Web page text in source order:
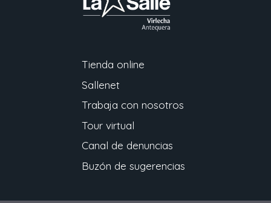
Tienda online
Sallenet
Trabaja con nosotros
Tour virtual
Canal de denuncias
Buzón de sugerencias